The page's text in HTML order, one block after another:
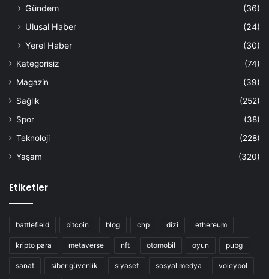
Gündem
(36)
Ulusal Haber
(24)
Yerel Haber
(30)
Kategorisiz
(74)
Magazin
(39)
Sağlık
(252)
Spor
(38)
Teknoloji
(228)
Yaşam
(320)
Etiketler
battlefield bitcoin blog chp dizi ethereum
kripto para metaverse nft otomobil oyun pubg
sanat siber güvenlik siyaset sosyal medya voleybol